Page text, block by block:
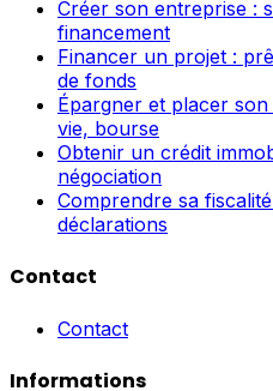
Créer son entreprise :
financement
Financer un projet :
de fonds
Épargner et placer
vie, bourse
Obtenir un crédit
négociation
Comprendre sa
déclarations
Contact
Contact
Informations